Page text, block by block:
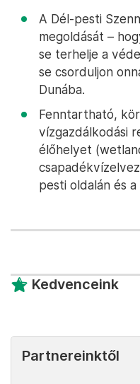
A Dél-pesti
megoldását –
se terhelje a
se csorduljon
Dunába.
Fenntartható,
vízgazdálkodási
élőhelyet
pesti oldalán és
Kedvenceink
Partnereinktől